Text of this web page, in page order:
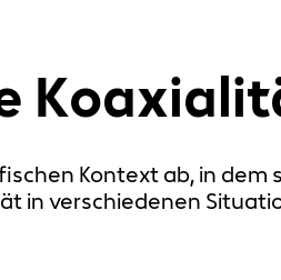
Kontext ab, in
in verschiedenen